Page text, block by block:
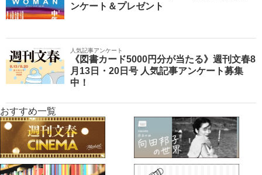
ンケート＆プレゼント
人気記事アンケート
《図書カード5000円分が当たる》週刊文春8
月13日・20日号 人気記事アンケート募集
中！
おすすめ一覧